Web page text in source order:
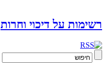
רשימות על דיכוי וחרות